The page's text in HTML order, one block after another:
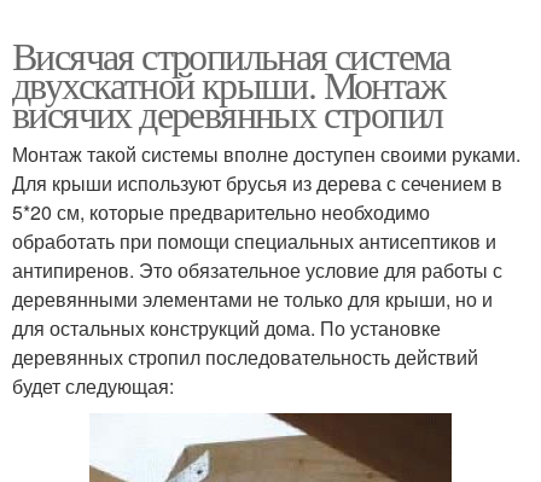
Висячая стропильная система
двухскатной крыши. Монтаж
висячих деревянных стропил
Монтаж такой системы вполне доступен своими руками.
Для крыши используют брусья из дерева с сечением в
5*20 см, которые предварительно необходимо
обработать при помощи специальных антисептиков и
антипиренов. Это обязательное условие для работы с
деревянными элементами не только для крыши, но и
для остальных конструкций дома. По установке
деревянных стропил последовательность действий
будет следующая: